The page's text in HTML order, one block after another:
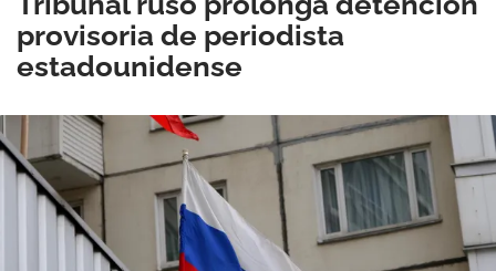
provisoria de periodista
estadounidense